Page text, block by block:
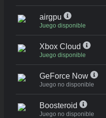
airgpu
Juego disponible
Xbox Cloud
Juego disponible
GeForce Now
Juego no disponible
Boosteroid
Juego no disponible